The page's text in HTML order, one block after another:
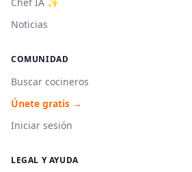
Chef IA ✨
Noticias
COMUNIDAD
Buscar cocineros
Únete gratis →
Iniciar sesión
LEGAL Y AYUDA